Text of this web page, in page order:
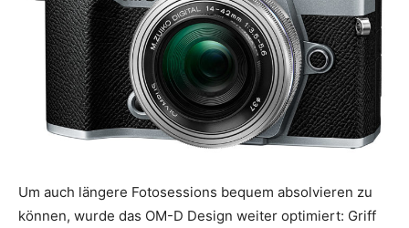
Um auch längere Fotosessions bequem absolvieren zu
können, wurde das OM-D Design weiter optimiert: Griff